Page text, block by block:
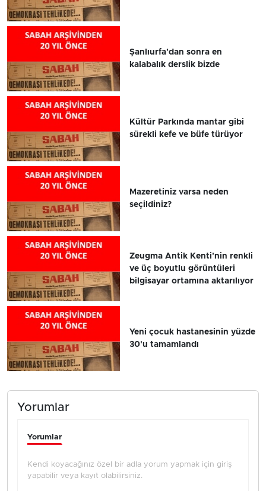
Şanlıurfa'dan sonra en
kalabalık derslik bizde
Kültür Parkında mantar gibi
sürekli kefe ve büfe türüyor
Mazeretiniz varsa neden
seçildiniz?
Zeugma Antik Kenti'nin renkli
ve üç boyutlu görüntüleri
bilgisayar ortamına aktarılıyor
Yeni çocuk hastanesinin yüzde
30'u tamamlandı
Yorumlar
Yorumlar
Kendi koyacağınız özel bir adla yorum yapmak için giriş
yapabilir veya kayıt olabilirsiniz.